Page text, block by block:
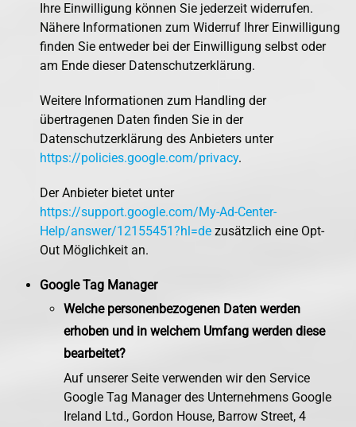
Ihre Einwilligung können Sie jederzeit widerrufen.
Nähere Informationen zum Widerruf Ihrer Einwilligung
finden Sie entweder bei der Einwilligung selbst oder
am Ende dieser Datenschutzerklärung.
Weitere Informationen zum Handling der
übertragenen Daten finden Sie in der
Datenschutzerklärung des Anbieters unter
https://policies.google.com/privacy.
Der Anbieter bietet unter
https://support.google.com/My-Ad-Center-
Help/answer/12155451?hl=de zusätzlich eine Opt-
Out Möglichkeit an.
Google Tag Manager
Welche personenbezogenen Daten werden
erhoben und in welchem Umfang werden diese
bearbeitet?
Auf unserer Seite verwenden wir den Service
Google Tag Manager des Unternehmens Google
Ireland Ltd., Gordon House, Barrow Street, 4